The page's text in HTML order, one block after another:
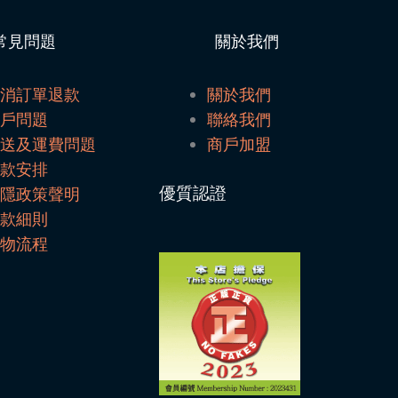
見問題
訂單退款
問題
及運費問題
安排
政策聲明
細則
流程
關於我們
關於我們
聯絡我們
商戶加盟
優質認證